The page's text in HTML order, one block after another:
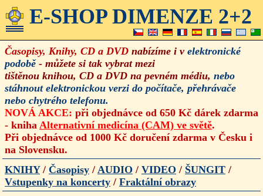
E-SHOP DIMENZE 2+2
Časopisy, Knihy, CD a DVD nabízíme i v elektronické
podobě- můžete si tak vybrat mezi
tištěnou knihou, CD a DVD na pevném médiu, nebo
stáhnout elektronickou verzi do počítače, přehrávače
nebo chytrého telefonu.
NOVÁ AKCE: při objednávce od 650 Kč dárek zdarma
- kniha Alternativní medicína (CAM) ve světě.
Při objednávce od 1000 Kč doručení zdarma v Česku i
na Slovensku.
KNIHY/ Časopisy / AUDIO / VIDEO / ŠUNGIT /
Vstupenky na koncerty / Fraktální obrazy